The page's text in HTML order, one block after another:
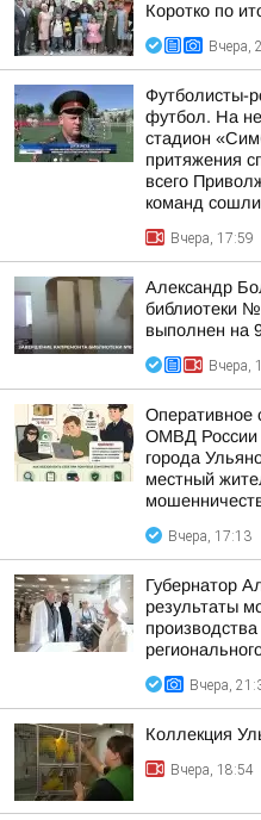
Коротко по
Вчера,
Футболисты-
футбол. На
стадион
притяжения
всего
команд
Вчера, 17:59
Александр
библиотеки
выполнен на
Вчера,
Оперативное
ОМВД России
города
местный
Вчера, 17:13
Губернатор
результаты
Вчера,
Коллекция
Вчера, 18:54